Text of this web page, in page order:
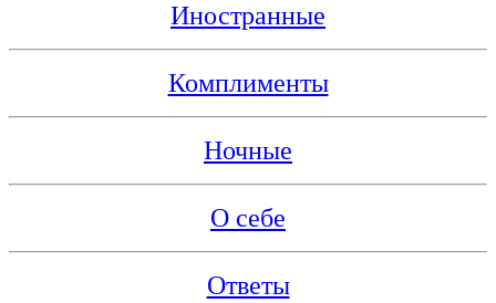
Иностранные
Комплименты
Ночные
О себе
Ответы